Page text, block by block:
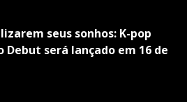
seus sonhos: K-pop
Debut será lançado em 16 de